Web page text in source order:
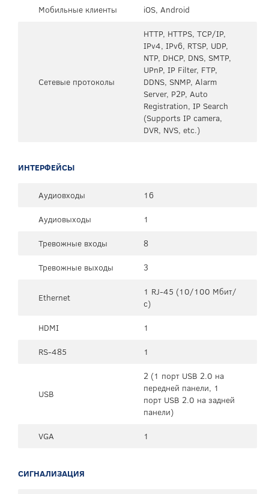
Мобильные клиенты iOS, Android
Сетевые протоколы
HTTP, HTTPS, TCP/IP,
IPv4, IPv6, RTSP, UDP,
NTP, DHCP, DNS, SMTP,
UPnP, IP Filter, FTP,
DDNS, SNMP, Alarm
Server, P2P, Auto
Registration, IP Search
(Supports IP camera,
DVR, NVS, etc.)
ИНТЕРФЕЙСЫ
Аудиовходы
16
Аудиовыходы
1
Тревожные входы
8
Тревожные выходы
3
Ethernet
1 RJ-45 (10/100 Мбит/
с)
HDMI
1
RS-485
1
USB
2 (1 порт USB 2.0 на
передней панели, 1
порт USB 2.0 на задней
панели)
VGA
1
СИГНАЛИЗАЦИЯ